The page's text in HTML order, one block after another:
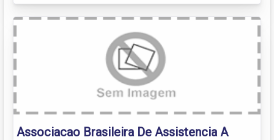
Associacao Brasileira De Assistencia A